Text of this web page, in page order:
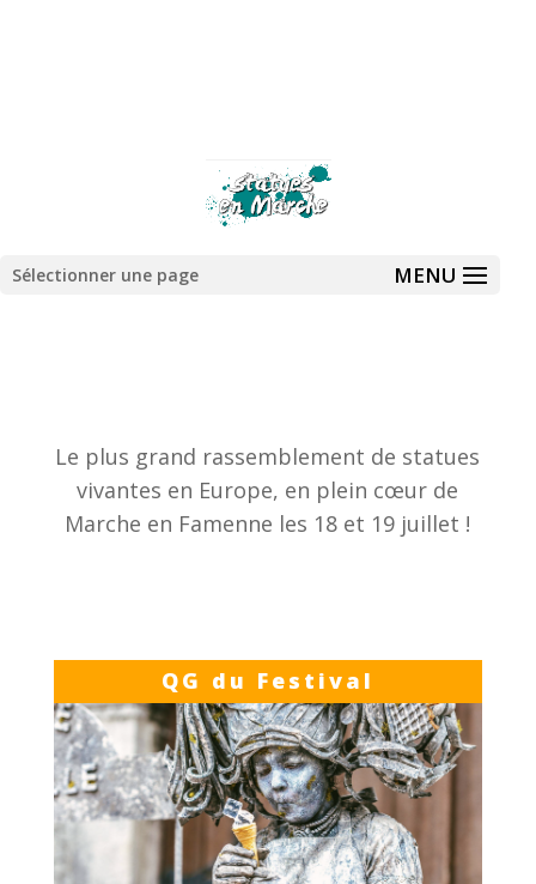
Sélectionner une page
Le plus grand rassemblement de statues
vivantes en Europe, en plein cœur de
Marche en Famenne les 18 et 19 juillet !
QG du Festival